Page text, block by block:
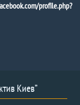
profile.php?
Киев”